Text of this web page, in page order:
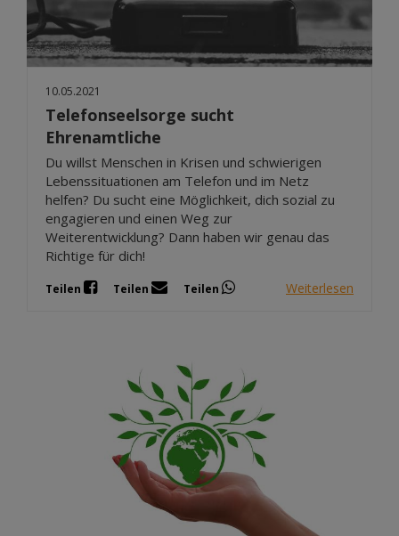
10.05.2021
Telefonseelsorge sucht
Ehrenamtliche
Du willst Menschen in Krisen und schwierigen
Lebenssituationen am Telefon und im Netz
helfen? Du sucht eine Möglichkeit, dich sozial zu
engagieren und einen Weg zur
Weiterentwicklung? Dann haben wir genau das
Richtige für dich!
Teilen Teilen Teilen Weiterlesen